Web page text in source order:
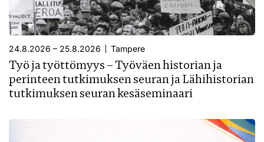
24.8.2026 – 25.8.2026 Tampere
Työ ja työttömyys – Työväen historian ja
perinteen tutkimuksen seuran ja Lähihistorian
tutkimuksen seuran kesäseminaari